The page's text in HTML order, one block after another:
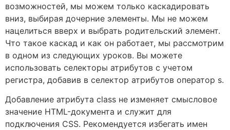
возможностей, мы можем только каскадировать
вниз, выбирая дочерние элементы. Мы не можем
нацелиться вверх и выбрать родительский элемент.
Что такое каскад и как он работает, мы рассмотрим
в одном из следующих уроков. Вы можете
использовать селекторы атрибутов с учетом
регистра, добавив в селектор атрибутов оператор s.
Добавление атрибута class не изменяет смысловое
значение HTML-документа и служит для
подключения CSS. Рекомендуется избегать имен